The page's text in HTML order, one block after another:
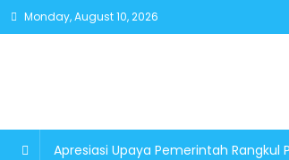
Skip
to
Monday, August 10, 2026
Apresiasi Upaya Pemerintah Rangkul